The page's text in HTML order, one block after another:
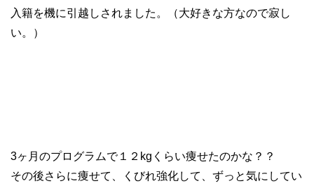
入籍を機に引越しされました。（大好きな方なので寂し
い。）
3ヶ月のプログラムで１２kgくらい痩せたのかな？？
その後さらに痩せて、くびれ強化して、ずっと気にしてい